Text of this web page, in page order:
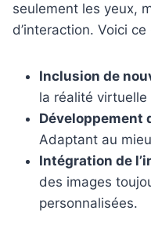
seulement les yeux,
d’interaction. Voici
Inclusion de
la réalité
Développement
Adaptant au
Intégration de
des images
personnalisées.